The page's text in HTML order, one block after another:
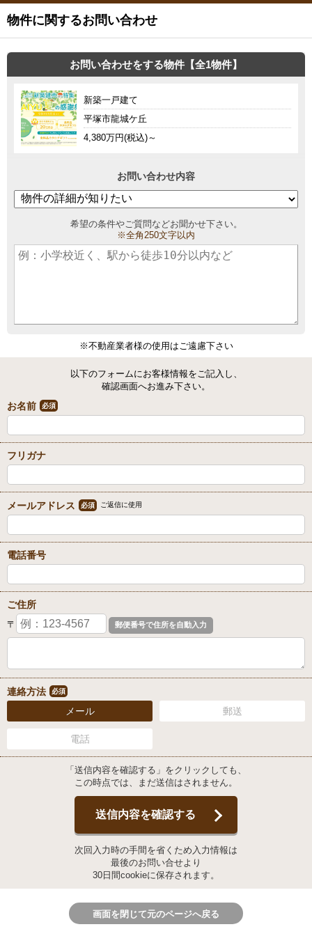
物件に関するお問い合わせ
お問い合わせをする物件【全1物件】
新築一戸建て
平塚市龍城ケ丘
4,380万円(税込)～
お問い合わせ内容
希望の条件やご質問などお聞かせ下さい。
※全角250文字以内
※不動産業者様の使用はご遠慮下さい
以下のフォームにお客様情報をご記入し、
確認画面へお進み下さい。
お名前 必須
フリガナ
メールアドレス 必須 ご返信に使用
電話番号
ご住所
〒
連絡方法 必須
メール 郵送
電話
「送信内容を確認する」をクリックしても、
この時点では、まだ送信はされません。
送信内容を確認する
次回入力時の手間を省くため入力情報は
最後のお問い合せより
30日間cookieに保存されます。
画面を閉じて元のページへ戻る